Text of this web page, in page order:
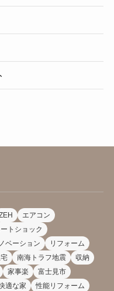
エアコン
ートショック
ベーション
リフォーム
南海トラフ地震
収納
家事楽
富士見市
適な家
性能リフォーム